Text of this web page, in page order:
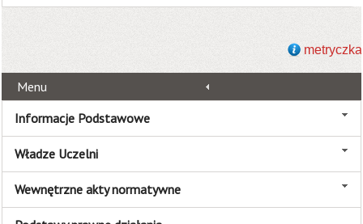
metryczka
Menu
Informacje Podstawowe
Władze Uczelni
Wewnętrzne akty normatywne